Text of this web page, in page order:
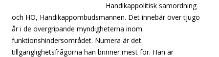
Handikappolitisk samordning
och HO, Handikappombudsmannen. Det innebär över tjugo
år i de övergripande myndigheterna inom
funktionshindersområdet. Numera är det
tillgänglighetsfrågorna han brinner mest för. Han är